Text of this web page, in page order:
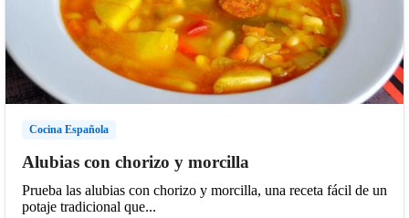
Cocina Española
Alubias con chorizo y morcilla
Prueba las alubias con chorizo y morcilla, una receta fácil de un
potaje tradicional que...